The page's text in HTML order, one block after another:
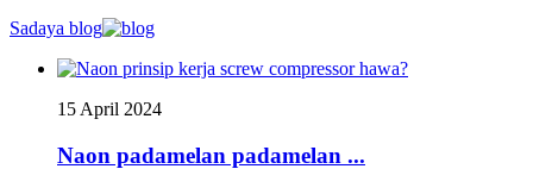
Sadaya blog
15 April 2024
Naon padamelan padamelan ...